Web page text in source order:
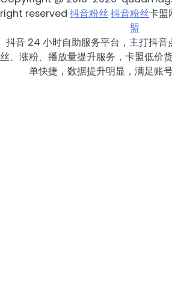
right reserved 抖音粉丝抖音粉丝卡盟
盟
抖音 24 小时自助服务平台，主打抖音
丝、涨粉、播放量提升服务，卡盟低价
单快捷，数据提升明显，满足账